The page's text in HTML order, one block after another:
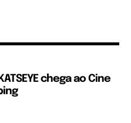
chega ao Cine